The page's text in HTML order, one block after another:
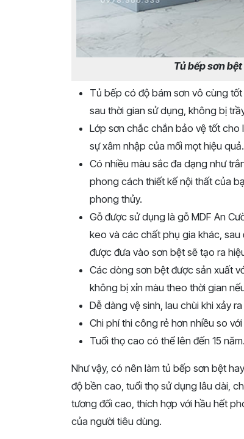
Tủ bếp sơn
Tủ bếp có độ bám sơn vô cùng
sau thời gian sử dụng, không bị
Lớp sơn chắc chắn bảo vệ tốt cho
sự xâm nhập của mối mọt hiệu quả.
Có nhiều màu sắc đa dạng như
phong cách thiết kế nội thất của
phong thủy.
Gỗ được sử dụng là gỗ MDF An
keo và các chất phụ gia khác,
được đưa vào sơn bệt sẽ tạo ra
Các dòng sơn bệt được sản xuất
không bị xỉn màu theo thời gian
Dễ dàng vệ sinh, lau chùi khi xảy
Chi phí thi công rẻ hơn nhiều so
Tuổi thọ cao có thể lên đến 15 năm.
Như vậy, có nên làm tủ bếp sơn bệt
độ bền cao, tuổi thọ sử dụng lâu dài,
tương đối cao, thích hợp với hầu hết
của người tiêu dùng.